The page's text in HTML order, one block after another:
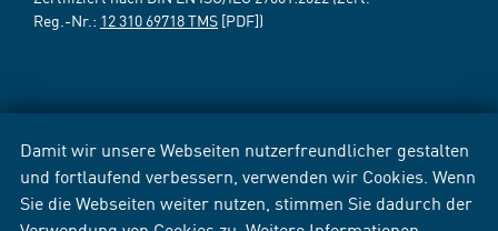
Damit wir unsere Webseiten nutzerfreundlicher gestalten
und fortlaufend verbessern, verwenden wir Cookies. Wenn
Sie die Webseiten weiter nutzen, stimmen Sie dadurch der
Reg.-Nr.: 12 310 69718 TMS [PDF])